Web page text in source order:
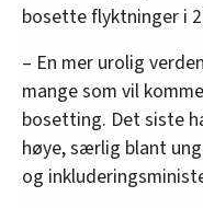
bosette flyktninger i
– En mer urolig
mange som vil
bosetting. Det siste
høye, særlig blant
og